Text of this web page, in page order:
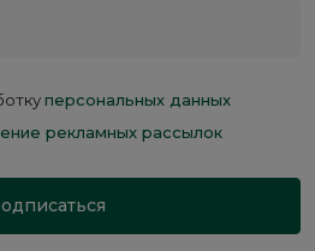
персональных данных
рекламных рассылок